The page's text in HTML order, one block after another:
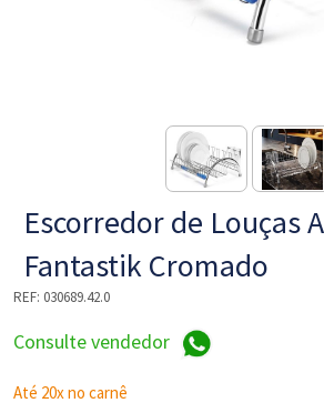
Escorredor de Louças
Fantastik Cromado
REF: 030689.42.0
Consulte vendedor
Até 20x no carnê